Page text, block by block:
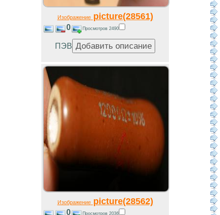
Изображениеpicture(28561)
0 Просмотров 2490
ПЭВ
Изображениеpicture(28562)
0 Просмотров 2036